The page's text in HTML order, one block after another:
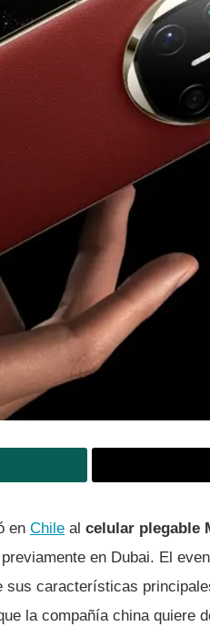
en Chile al celular plegable
en Dubai. El
sus características
la compañía china quiere